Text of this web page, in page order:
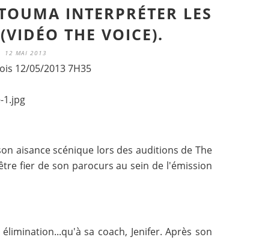
INTERPRÉTER LES
THE VOICE).
12 MAI 2013
12/05/2013 7H35
aisance scénique lors des auditions de The
fier de son parocurs au sein de l'émission
sa coach, Jenifer. Après son